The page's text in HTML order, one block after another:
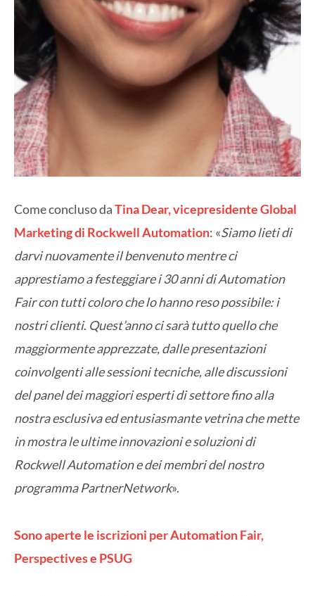
Come concluso daTina Dear, vicepresidente Global
Marketing di Rockwell Automation: «Siamo lieti di
darvi nuovamente il benvenuto mentre ci
apprestiamo a festeggiare i 30 anni di Automation
Fair con tutti coloro che lo hanno reso possibile: i
nostri clienti. Quest’anno ci sarà tutto quello che
maggiormente apprezzate, dalle presentazioni
coinvolgenti alle sessioni tecniche, alle discussioni
del panel dei maggiori esperti di settore fino alla
nostra esclusiva ed entusiasmante vetrina che mette
in mostra le ultime innovazioni e soluzioni di
Rockwell Automation e dei membri del nostro
programma PartnerNetwork».
Sono aperte le iscrizioni per Automation Fair,
Perspectives e PSUG